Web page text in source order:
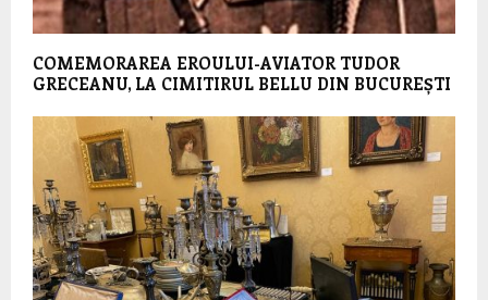
COMEMORAREA EROULUI-AVIATOR TUDOR
GRECEANU, LA CIMITIRUL BELLU DIN BUCUREȘTI